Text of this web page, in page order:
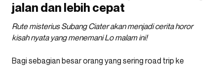
jalan dan lebih cepat
Rute misterius Subang Ciater akan menjadi cerita horor
kisah nyata yang menemani Lo malam ini!
Bagi sebagian besar orang yang sering road trip ke